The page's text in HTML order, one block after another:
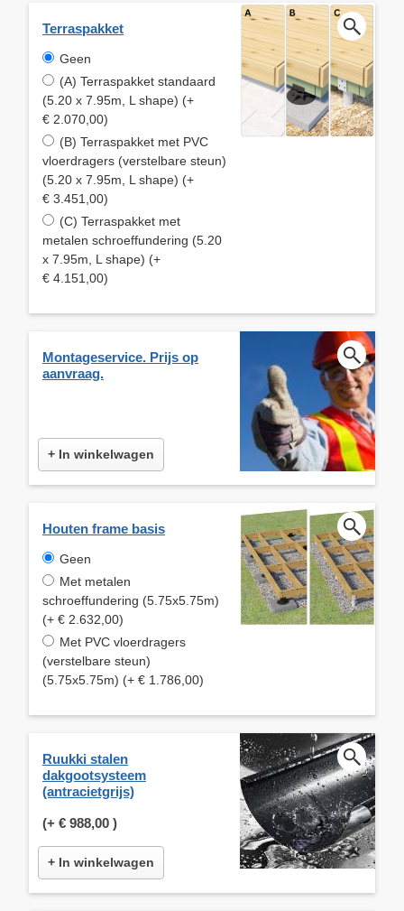
Terraspakket
Geen
(A) Terraspakket standaard
(5.20 x 7.95m, L shape) (+
€ 2.070,00)
(B) Terraspakket met PVC
vloerdragers (verstelbare steun)
(5.20 x 7.95m, L shape) (+
€ 3.451,00)
(C) Terraspakket met
metalen schroeffundering (5.20
x 7.95m, L shape) (+
€ 4.151,00)
Montageservice. Prijs op
aanvraag.
+ In winkelwagen
Houten frame basis
Geen
Met metalen
schroeffundering (5.75x5.75m)
(+ € 2.632,00)
Met PVC vloerdragers
(verstelbare steun)
(5.75x5.75m) (+ € 1.786,00)
Ruukki stalen
dakgootsysteem
(antracietgrijs)
(+ € 988,00 )
+ In winkelwagen